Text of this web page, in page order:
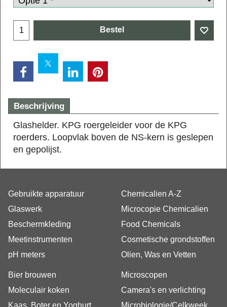
Bestel
Beschrijving
Glashelder. KPG roergeleider voor de KPG
roerders. Loopvlak boven de NS-kern is geslepen
en gepolijst.
Gebruikte apparatuur
Glaswerk
Beschermkleding
Meetinstrumenten
pH meters
Chemicalien A-Z
Microcopie Chemicalien
Food Chemicals
Cosmetische grondstoffen
Olien, Was en Vetten
Bier brouwen
Moleculair koken
Kaas, Boter en Yoghurt
Microscopen
Camera's en verlichting
Microbiologie/Celkweek